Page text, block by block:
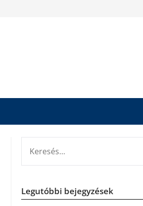
Legutóbbi bejegyzések